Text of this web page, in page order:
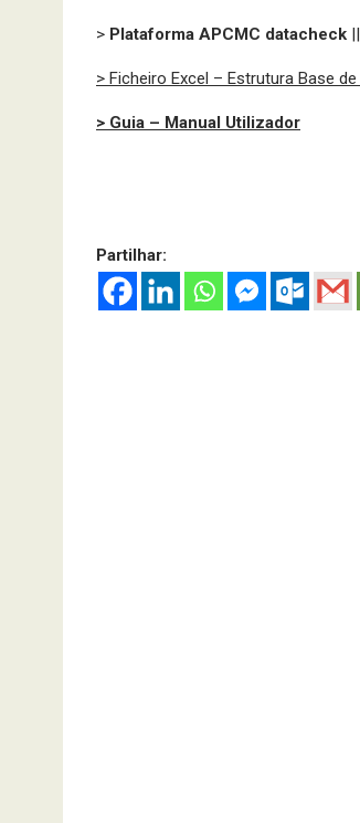
> Plataforma APCMC datacheck ||
> Ficheiro Excel – Estrutura Base
> Guia – Manual Utilizador
Partilhar: